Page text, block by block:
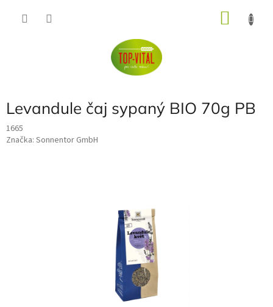
Levandule čaj sypaný BIO 70g PB
1665
Značka: Sonnentor GmbH